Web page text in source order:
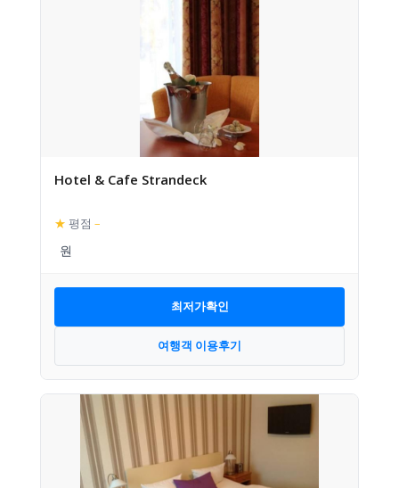
Hotel & Cafe Strandeck
★ 평점 –
최저가확인
여행객 이용후기